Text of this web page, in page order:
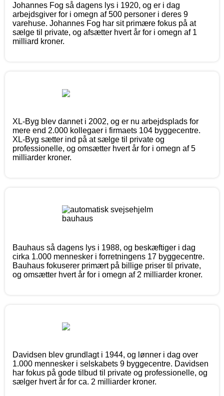
Johannes Fog så dagens lys i 1920, og er i dag
arbejdsgiver for i omegn af 500 personer i deres 9
varehuse. Johannes Fog har sit primære fokus på at
sælge til private, og afsætter hvert år for i omegn af 1
milliard kroner.
XL-Byg blev dannet i 2002, og er nu arbejdsplads for
mere end 2.000 kollegaer i firmaets 104 byggecentre.
XL-Byg sætter ind på at sælge til private og
professionelle, og omsætter hvert år for i omegn af 5
milliarder kroner.
Bauhaus så dagens lys i 1988, og beskæftiger i dag
cirka 1.000 mennesker i forretningens 17 byggecentre.
Bauhaus fokuserer primært på billige priser til private,
og omsætter hvert år for i omegn af 2 milliarder kroner.
Davidsen blev grundlagt i 1944, og lønner i dag over
1.000 mennesker i selskabets 9 byggecentre. Davidsen
har fokus på gode tilbud til private og professionelle, og
sælger hvert år for ca. 2 milliarder kroner.